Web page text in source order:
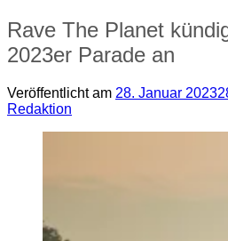
Rave The Planet
2023er Parade an
Veröffentlicht am 28. Januar 2023
Redaktion